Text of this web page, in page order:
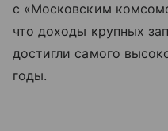
с «Московским
что доходы крупных
достигли самого
годы.